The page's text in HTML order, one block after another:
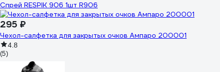
Спрей RESPIK 906 1шт R906
295 ₽
Чехол-салфетка для закрытых очков Ампаро 200001
4.8
(5)